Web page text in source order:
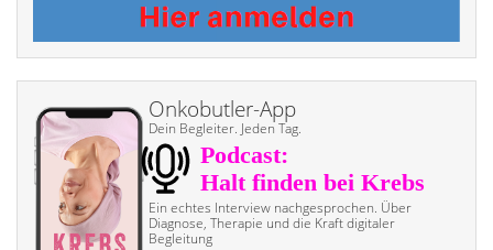
Onkobutler-App
Dein Begleiter. Jeden Tag.
Ein echtes Interview nach­gesprochen. Über
Diagnose, Therapie und die Kraft digitaler
Begleitung